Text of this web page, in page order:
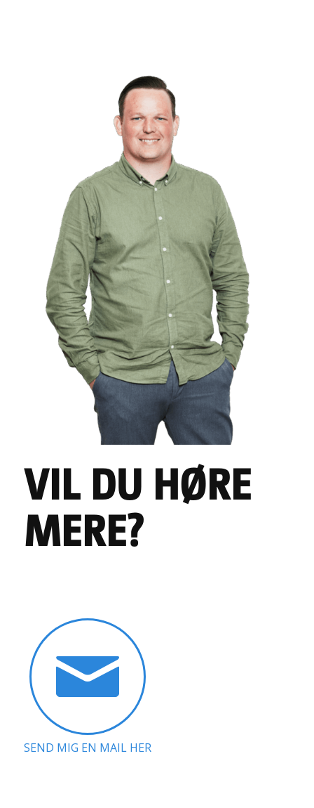
VIL DU HØRE
MERE?
SEND MIG EN MAIL HER